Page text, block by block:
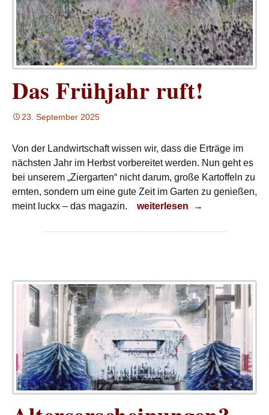
Das Frühjahr ruft!
23. September 2025
Von der Landwirtschaft wissen wir, dass die Erträge im
nächsten Jahr im Herbst vorbereitet werden. Nun geht es
bei unserem „Ziergarten“ nicht darum, große Kartoffeln zu
ernten, sondern um eine gute Zeit im Garten zu genießen,
meint luckx – das magazin.
Das Frühjahr ruft!
weiterlesen →